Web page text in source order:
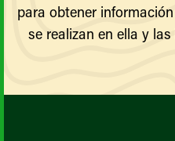
para obtener
se realizan en ella y